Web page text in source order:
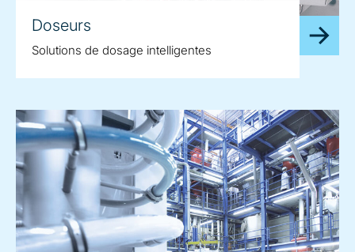
Doseurs
Solutions de dosage intelligentes